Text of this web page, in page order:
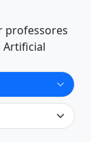
professores
Artificial